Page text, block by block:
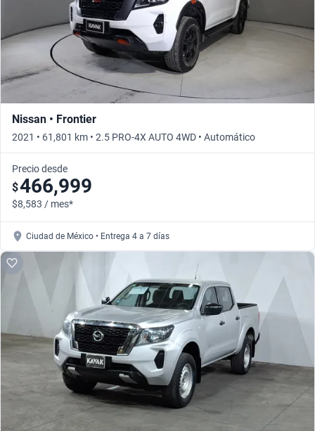
Nissan • Frontier
2021 • 61,801 km • 2.5 PRO-4X AUTO 4WD • Automático
Precio desde
$466,999
$8,583 / mes*
Ciudad de México • Entrega 4 a 7 días